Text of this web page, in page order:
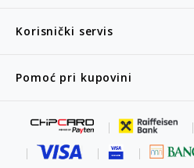
Korisnički servis
Pomoć pri kupovini